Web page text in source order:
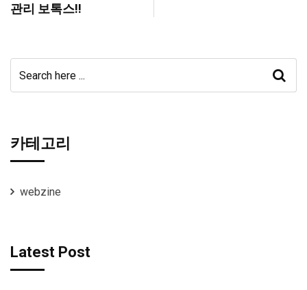
관리 보톡스!!
카테고리
webzine
Latest Post